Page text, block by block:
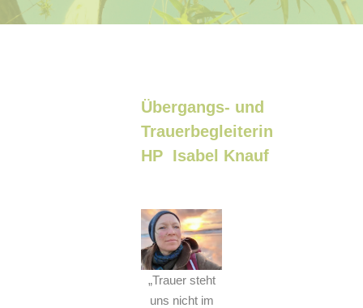
Übergangs- und
Trauerbegleiterin
HP Isabel Knauf
„Trauer steht
uns nicht im